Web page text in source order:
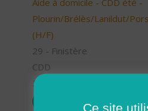
Plourin/Brélès/Lanildut/
(H/F)
29 - Finistère
CDD
29/07/2026
Ce site